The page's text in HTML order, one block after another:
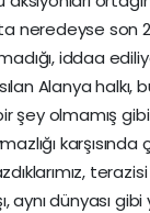
neredeyse son
iddaa
Alanya halkı,
şey olmamış
karşısında
terazisi
aynı dünyası gibi